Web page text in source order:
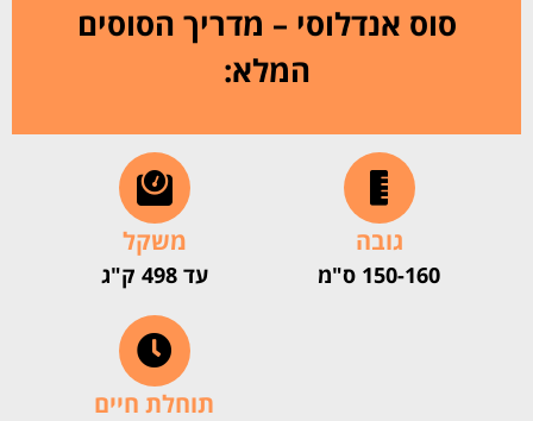
סוס אנדלוסי – מדריך הסוסים
המלא:
גובה
150-160 ס"מ
משקל
עד 498 ק"ג
תוחלת חיים